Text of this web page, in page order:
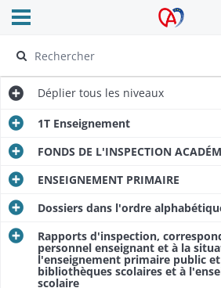
Archives Alsace -
Ouvrir le menu déroulant
Déplier tous les niveaux
1T Enseignement
FONDS DE L'INSPECTION
ENSEIGNEMENT PRIMAIRE
Dossiers dans l'ordre
Rapports d'inspection,
personnel enseignant et à la
l'enseignement primaire public
bibliothèques scolaires et à
scolaire